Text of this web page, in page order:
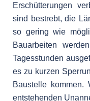
Erschütterungen
sind bestrebt, die
so gering wie
Bauarbeiten
Tagesstunden
es zu kurzen
Baustelle
entstehenden